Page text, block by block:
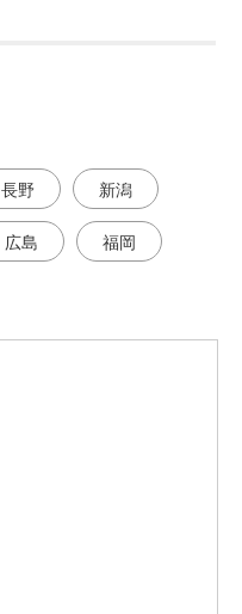
長野 新潟
広島 福岡